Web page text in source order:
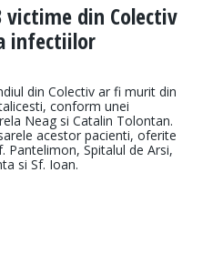
victime din Colectiv
infectiilor
din Colectiv ar fi murit din
conform unei
Neag si Catalin Tolontan.
acestor pacienti, oferite
Pantelimon, Spitalul de Arsi,
si Sf. Ioan.